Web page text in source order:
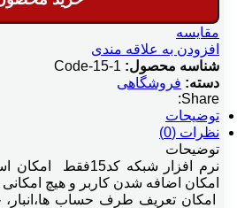
توليد اتوماتيك بر اساس فرمول
چند ارزي جدید
حراجي و تخفيفات پلکانی
مقایسه
افزودن به علاقه مندی
شناسه محصول: Code-15-1
دسته: فروشگاهی
Share:
توضیحات
نظرات (0)
توضیحات
امکان اضافه شدن کاربر و هیچ امکانی
امکان تعریف طرف حساب